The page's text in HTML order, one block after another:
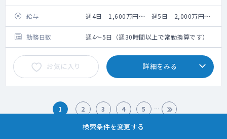
訪問診療をお願いいたします。
給与
週4日 1,600万円～ 週5日 2,000万円～
勤務日数 週4～5日（週30時間以上で常勤換算です）
お気に入り 詳細をみる
1 2 3 4 5
検索条件を変更する